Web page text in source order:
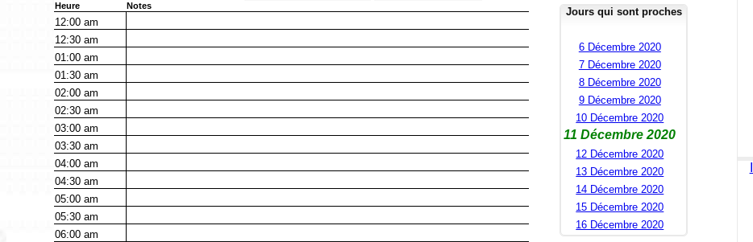
Heure Notes
12:00am
12:30am
01:00am
01:30am
02:00am
02:30am
03:00am
03:30am
04:00am
04:30am
05:00am
05:30am
06:00am
Jours qui sont proches
6 Décembre 2020
7 Décembre 2020
8 Décembre 2020
9 Décembre 2020
10 Décembre 2020
11 Décembre 2020
12 Décembre 2020
13 Décembre 2020
14 Décembre 2020
15 Décembre 2020
16 Décembre 2020